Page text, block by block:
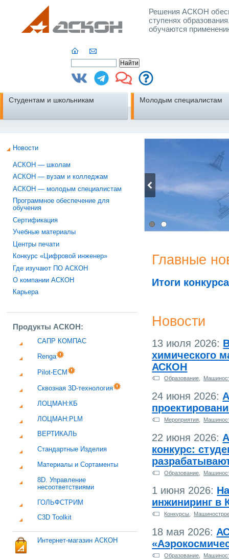
Решения АСКОН
ступенях
обучаются
Студентам и школьникам Молодым специалистам
Новости
АСКОН — школам
АСКОН — вузам и колледжам
АСКОН — молодым специалистам
Программное обеспечение для
обучения
Сертификация
Учебные материалы
Центры печати
Конкурс «Цифровой инженер»
Где изучают ПО АСКОН
О компании АСКОН
Карьера
Продукты АСКОН:
САПР КОМПАС
Renga
Pilot-ECM
Сквозная 3D-технология
ЛОЦМАН:КБ
ЛОЦМАН:PLM
ВЕРТИКАЛЬ
Стандартные Изделия
Материалы и Сортаменты
8D. Управление
несоответствиями
ГОЛЬФСТРИМ
C3D Toolkit
Интернет-магазин АСКОН
Главные
Итоги
Новости
13 июля 2026:
химического
АСКОН
Образование
24 июня 2026:
Мероприятия
22 июня 2026:
конкурс:
Образование
1 июня 2026:
инжиниринг в
Конкурсы
18 мая 2026:
Образование